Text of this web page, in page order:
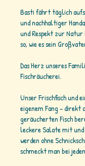
Basti fährt täglich
und nachhaltiger
und Respekt zur Natur
so, wie es sein
Das Herz unseres
Fischräucherei.
Unser Frischfisch und
eigenem Fang – direkt
geräucherten Fisch
leckere Salate mit und
werden ohne
schmeckt man bei